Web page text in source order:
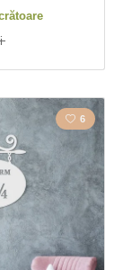
6